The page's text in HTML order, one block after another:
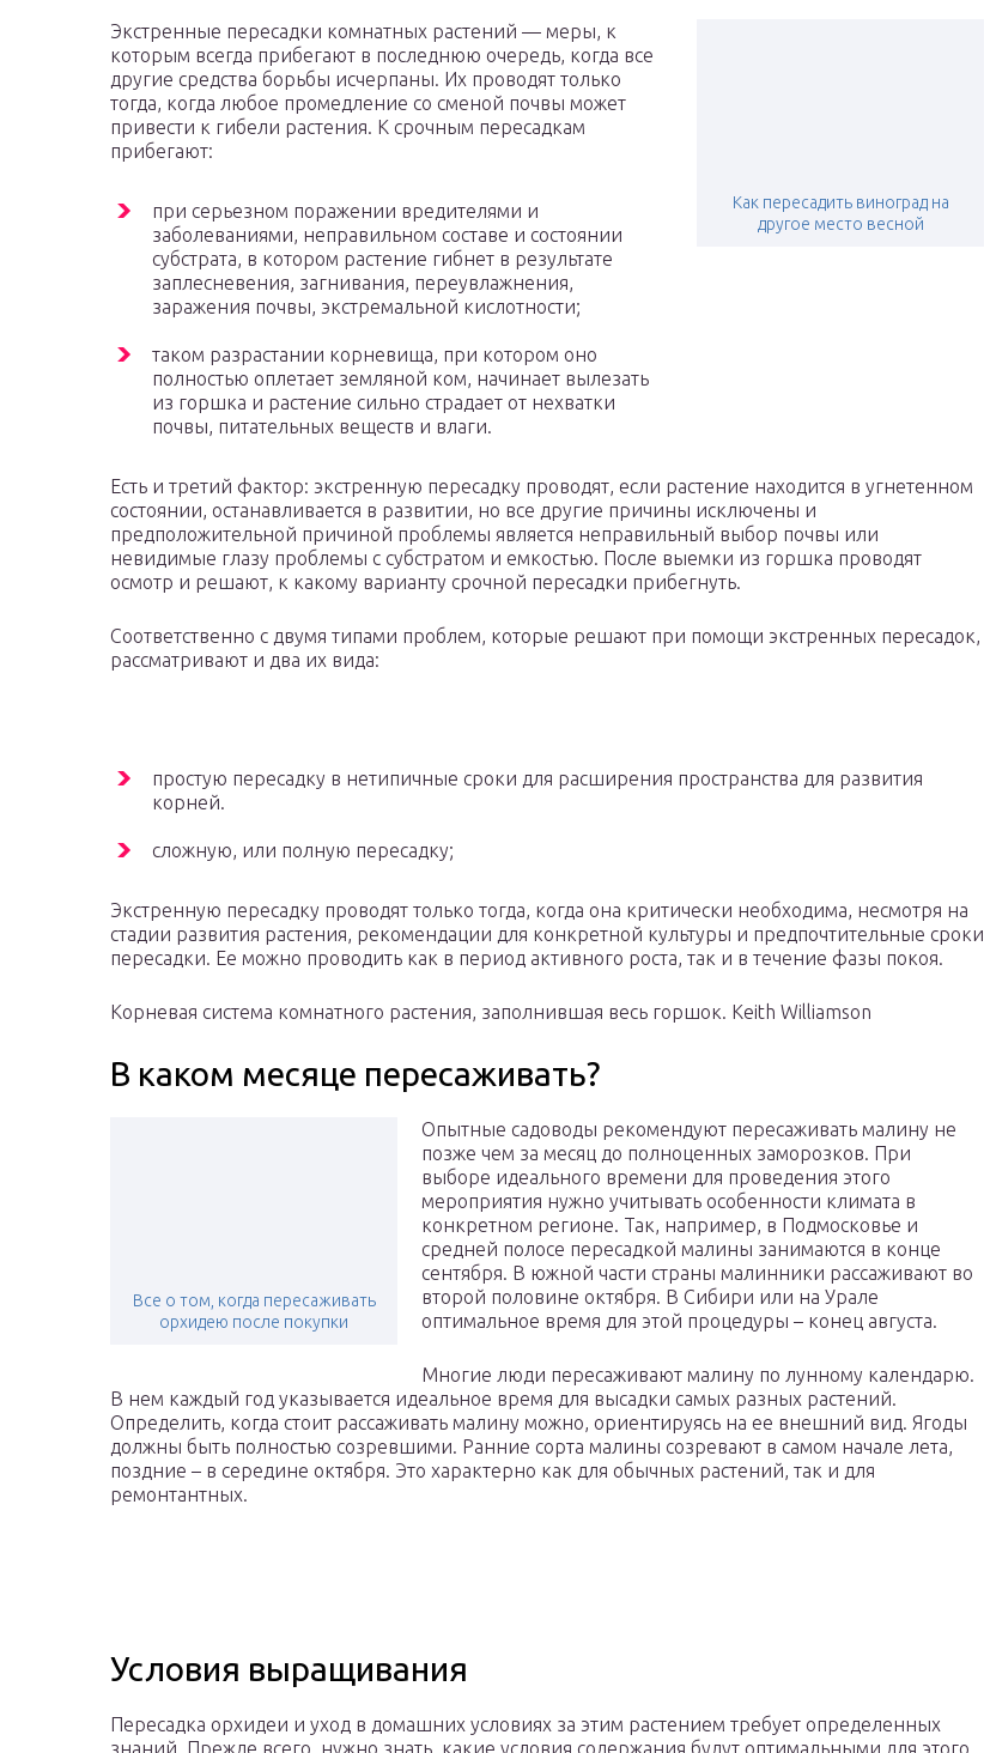
Как пересадить виноград на
другое место весной
Экстренные пересадки комнатных растений — меры, к
которым всегда прибегают в последнюю очередь, когда все
другие средства борьбы исчерпаны. Их проводят только
тогда, когда любое промедление со сменой почвы может
привести к гибели растения. К срочным пересадкам
прибегают:
при серьезном поражении вредителями и
заболеваниями, неправильном составе и состоянии
субстрата, в котором растение гибнет в результате
заплесневения, загнивания, переувлажнения,
заражения почвы, экстремальной кислотности;
таком разрастании корневища, при котором оно
полностью оплетает земляной ком, начинает вылезать
из горшка и растение сильно страдает от нехватки
почвы, питательных веществ и влаги.
Есть и третий фактор: экстренную пересадку проводят, если растение находится в угнетенном
состоянии, останавливается в развитии, но все другие причины исключены и
предположительной причиной проблемы является неправильный выбор почвы или
невидимые глазу проблемы с субстратом и емкостью. После выемки из горшка проводят
осмотр и решают, к какому варианту срочной пересадки прибегнуть.
Соответственно с двумя типами проблем, которые решают при помощи экстренных пересадок,
рассматривают и два их вида:
простую пересадку в нетипичные сроки для расширения пространства для развития
корней.
сложную, или полную пересадку;
Экстренную пересадку проводят только тогда, когда она критически необходима, несмотря на
стадии развития растения, рекомендации для конкретной культуры и предпочтительные сроки
пересадки. Ее можно проводить как в период активного роста, так и в течение фазы покоя.
Корневая система комнатного растения, заполнившая весь горшок. Keith Williamson
В каком месяце пересаживать?
Все о том, когда пересаживать
орхидею после покупки
Опытные садоводы рекомендуют пересаживать малину не
позже чем за месяц до полноценных заморозков. При
выборе идеального времени для проведения этого
мероприятия нужно учитывать особенности климата в
конкретном регионе. Так, например, в Подмосковье и
средней полосе пересадкой малины занимаются в конце
сентября. В южной части страны малинники рассаживают во
второй половине октября. В Сибири или на Урале
оптимальное время для этой процедуры – конец августа.
Многие люди пересаживают малину по лунному календарю.
В нем каждый год указывается идеальное время для высадки самых разных растений.
Определить, когда стоит рассаживать малину можно, ориентируясь на ее внешний вид. Ягоды
должны быть полностью созревшими. Ранние сорта малины созревают в самом начале лета,
поздние – в середине октября. Это характерно как для обычных растений, так и для
ремонтантных.
Условия выращивания
Пересадка орхидеи и уход в домашних условиях за этим растением требует определенных
знаний. Прежде всего, нужно знать, какие условия содержания будут оптимальными для этого